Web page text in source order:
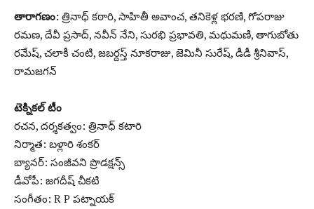
తారాగణం: త్రినాధ్ కఠారి, సాహితీ అవాంచ, తనికెళ్ల భరణి, గోపరాజు
రమణ, దేవీ ప్రసాద్, నవీన్ నేని, సురభి ప్రభావతి, మధుమణి, తాగుబోతు
రమేష్, చలాకీ చంటి, జబర్దస్త్ నూకరాజు, జెమినీ సురేష్, డీడీ శ్రీనివాస్,
రామజగన్
టెక్నికల్ టీం
రచన, దర్శకత్వం: త్రినాధ్ కటారి
నిర్మాత: బళ్లారి శంకర్
బ్యానర్: సంజీవని ప్రొడక్షన్స్
డీవోపీ: జగదీష్ చీకటి
సంగీతం: R P పట్నాయక్